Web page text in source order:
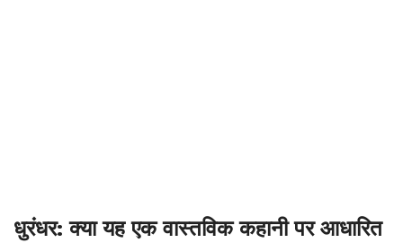
धुरंधर: क्या यह एक वास्तविक कहानी पर आधारित